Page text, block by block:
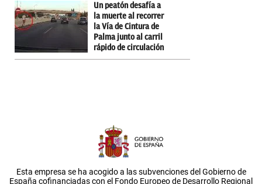
Un peatón desafía a
la muerte al recorrer
la Vía de Cintura de
Palma junto al carril
rápido de circulación
Esta empresa se ha acogido a las subvenciones del Gobierno de
España cofinanciadas con el Fondo Europeo de Desarrollo Regional